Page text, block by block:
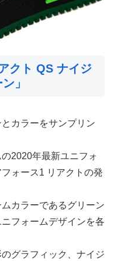
クト QS ナイジ
」
カラーをサンプリン
2020年最新ユニフォ
ォース1 リアクトの発
カラーであるグリーン
フォームデザインを各
グラフィック、ナイジ